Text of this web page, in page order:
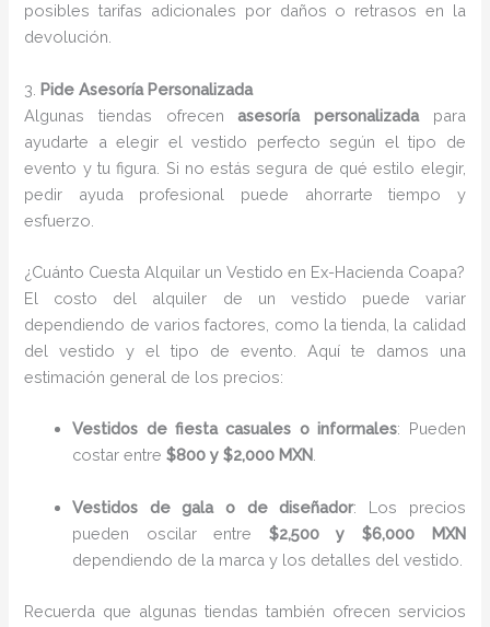
posibles tarifas adicionales por daños o retrasos en la
devolución.
3. Pide Asesoría Personalizada
Algunas tiendas ofrecenasesoría personalizadapara
ayudarte a elegir el vestido perfecto según el tipo de
evento y tu figura. Si no estás segura de qué estilo elegir,
pedir ayuda profesional puede ahorrarte tiempo y
esfuerzo.
¿Cuánto Cuesta Alquilar un Vestido en Ex-Hacienda Coapa?
El costo del alquiler de un vestido puede variar
dependiendo de varios factores, como la tienda, la calidad
del vestido y el tipo de evento. Aquí te damos una
estimación general de los precios:
Vestidos de fiesta casuales o informales: Pueden
costar entre$800 y $2,000 MXN.
Vestidos de gala o de diseñador: Los precios
pueden oscilar entre $2,500 y $6,000 MXN
dependiendo de la marca y los detalles del vestido.
Recuerda que algunas tiendas también ofrecen servicios